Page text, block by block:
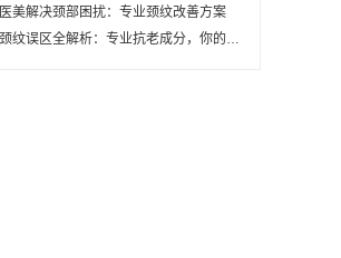
医美解决颈部困扰：专业颈纹改善方案
颈纹误区全解析：专业抗老成分，你的颈部护理关键在这里！